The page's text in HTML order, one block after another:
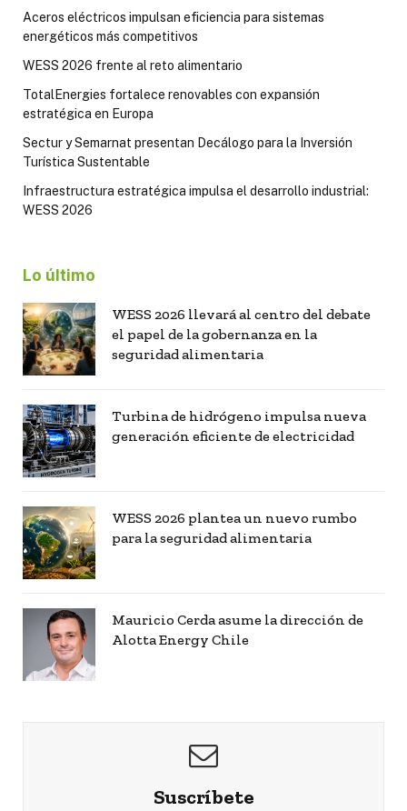
Aceros eléctricos impulsan eficiencia para sistemas
energéticos más competitivos
WESS 2026 frente al reto alimentario
TotalEnergies fortalece renovables con expansión
estratégica en Europa
Sectur y Semarnat presentan Decálogo para la Inversión
Turística Sustentable
Infraestructura estratégica impulsa el desarrollo industrial:
WESS 2026
Lo último
WESS 2026 llevará al centro del debate
el papel de la gobernanza en la
seguridad alimentaria
Turbina de hidrógeno impulsa nueva
generación eficiente de electricidad
WESS 2026 plantea un nuevo rumbo
para la seguridad alimentaria
Mauricio Cerda asume la dirección de
Alotta Energy Chile
Suscríbete